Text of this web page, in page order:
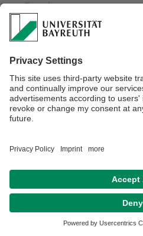
Forschung
Dissertations- und
Kontakt & Anfahrt
Verantwortlich für die Redaktion: